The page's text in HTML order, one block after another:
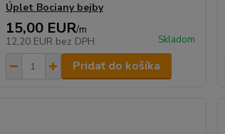
Úplet Bociany bejby
15,00 EUR/m
12,20 EUR bez DPH Skladom
Pridať do košíka